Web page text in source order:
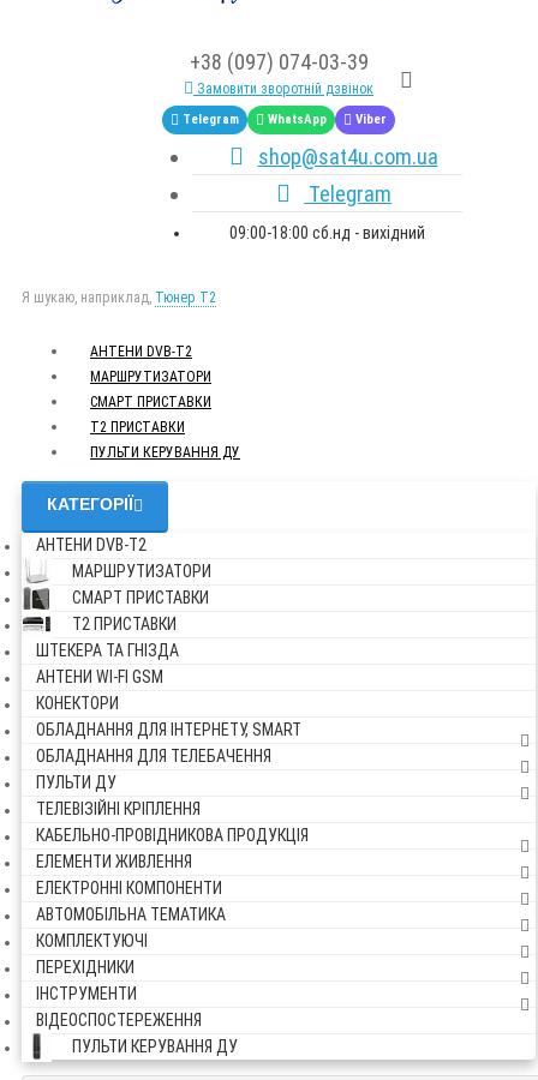
+38 (097) 074-03-39
Замовити зворотній дзвінок
Telegram WhatsApp Viber
shop@sat4u.com.ua
Telegram
09:00-18:00 сб.нд - вихідний
Я шукаю, наприклад, Тюнер T2
АНТЕНИ DVB-Т2
МАРШРУТИЗАТОРИ
СМАРТ ПРИСТАВКИ
Т2 ПРИСТАВКИ
ПУЛЬТИ КЕРУВАННЯ ДУ
КАТЕГОРІЇ
АНТЕНИ DVB-Т2
МАРШРУТИЗАТОРИ
СМАРТ ПРИСТАВКИ
Т2 ПРИСТАВКИ
ШТЕКЕРА ТА ГНІЗДА
АНТЕНИ WI-FI GSM
КОНЕКТОРИ
ОБЛАДНАННЯ ДЛЯ ІНТЕРНЕТУ, SMART
ОБЛАДНАННЯ ДЛЯ ТЕЛЕБАЧЕННЯ
ПУЛЬТИ ДУ
ТЕЛЕВІЗІЙНІ КРІПЛЕННЯ
КАБЕЛЬНО-ПРОВІДНИКОВА ПРОДУКЦІЯ
ЕЛЕМЕНТИ ЖИВЛЕННЯ
ЕЛЕКТРОННІ КОМПОНЕНТИ
АВТОМОБІЛЬНА ТЕМАТИКА
КОМПЛЕКТУЮЧІ
ПЕРЕХІДНИКИ
ІНСТРУМЕНТИ
ВІДЕОСПОСТЕРЕЖЕННЯ
ПУЛЬТИ КЕРУВАННЯ ДУ